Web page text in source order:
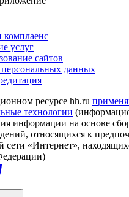
комплаенс
услуг
сайтов
данных
ресурсе hh.ru
технологии
информации на основе
относящихся к
сети «Интернет»,